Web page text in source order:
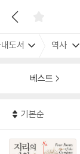
도서 역사
베스트
기본순